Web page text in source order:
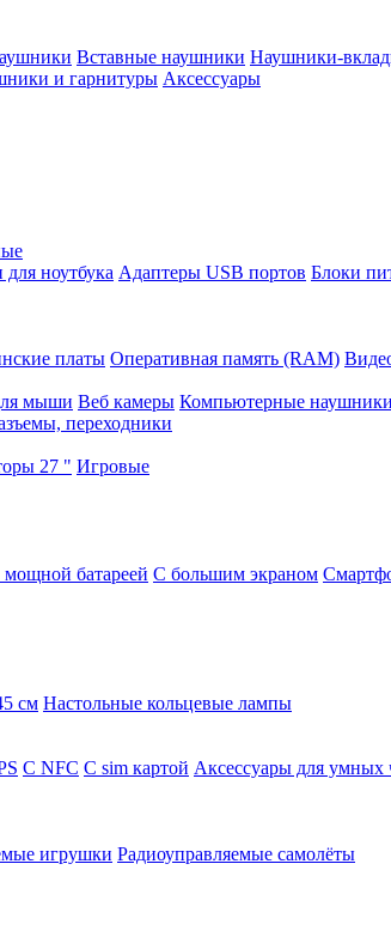
Вставные наушники Наушники-
и гарнитуры Аксессуары
ноутбука Адаптеры USB портов Блоки
платы Оперативная память (RAM)
мыши Веб камеры Компьютерные
переходники
27 " Игровые
батареей С большим экраном
см Настольные кольцевые лампы
C NFC C sim картой Аксессуары для умных
игрушки Радиоуправляемые самолёты